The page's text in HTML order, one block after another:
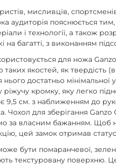
мисливців,
аудиторія пояснюється
і технології, а також
на багатті, з виконанням
для ножа
таких якостей, як твердість
нього достатньо
ріжучу кромку, яку легко
9,5 см. з наближенням до
Чохол для зберігання
за власним бажанням. Щоб
цей замок отримав
бути помаранчевої,
текстуровану поверхню.